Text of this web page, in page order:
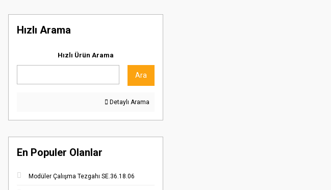
Hızlı Arama
Hızlı Ürün Arama
Ara
Detaylı Arama
En Populer Olanlar
Modüler Çalışma Tezgahı SE.36.18.06